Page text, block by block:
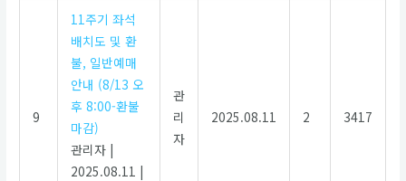
9
11주기 좌석
배치도 및 환
불, 일반예매
안내 (8/13 오
후 8:00-환불
마감)
관리자 |
2025.08.11 |
관
리
자
2025.08.11 2 3417